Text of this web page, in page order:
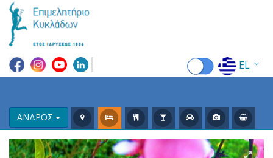
EL
FR
DE
ΑΝΔΡΟΣ